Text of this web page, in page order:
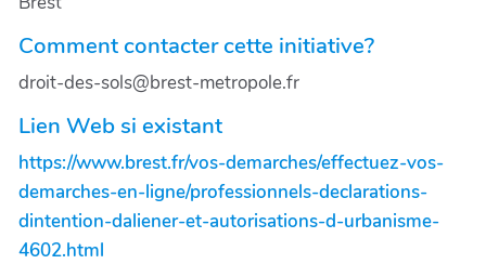
Comment contacter cette initiative?
droit-des-sols@brest-metropole.fr
Lien Web si existant
https://www.brest.fr/vos-demarches/effectuez-vos-
demarches-en-ligne/professionnels-declarations-
dintention-daliener-et-autorisations-d-urbanisme-
4602.html